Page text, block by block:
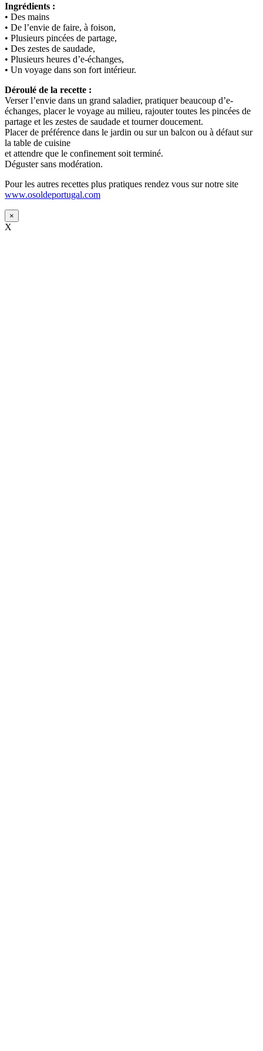
Ingrédients :
• Des mains
• De l’envie de faire, à foison,
• Plusieurs pincées de partage,
• Des zestes de saudade,
• Plusieurs heures d’e-échanges,
• Un voyage dans son fort intérieur.
Déroulé de la recette :
Verser l’envie dans un grand saladier, pratiquer beaucoup d’e-
échanges, placer le voyage au milieu, rajouter toutes les pincées de
partage et les zestes de saudade et tourner doucement.
Placer de préférence dans le jardin ou sur un balcon ou à défaut sur
la table de cuisine
et attendre que le confinement soit terminé.
Déguster sans modération.
Pour les autres recettes plus pratiques rendez vous sur notre site
www.osoldeportugal.com
×
X